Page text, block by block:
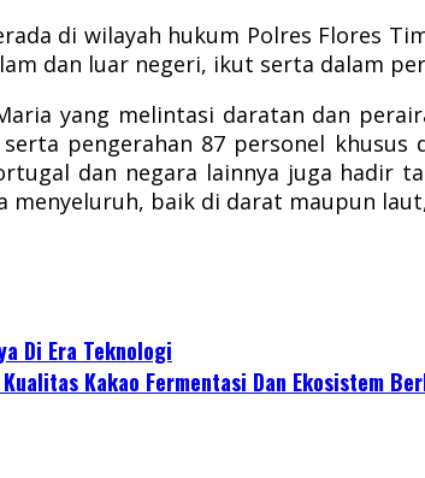
di wilayah hukum Polres Flores
dan luar negeri, ikut serta dalam
yang melintasi daratan dan
pengerahan 87 personel khusus
dan negara lainnya juga hadir
baik di darat maupun
Di Era Teknologi
Kakao Fermentasi Dan Ekosistem